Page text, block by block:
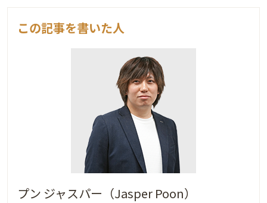
この記事を書いた人
プン ジャスパー（Jasper Poon）